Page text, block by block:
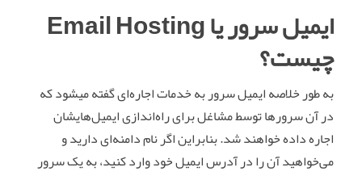
ایمیل سرور یاEmail Hosting
چیست؟
به طور خلاصه ایمیل سرور به خدمات اجاره‌ای گفته میشود که
در آن سرورها توسط مشاغل برای راه‌اندازی ایمیل‌هایشان
اجاره داده خواهند شد. بنابراین اگر نام دامنه‌ای دارید و
می‌خواهید آن را در آدرس ایمیل خود وارد کنید، به یک سرور